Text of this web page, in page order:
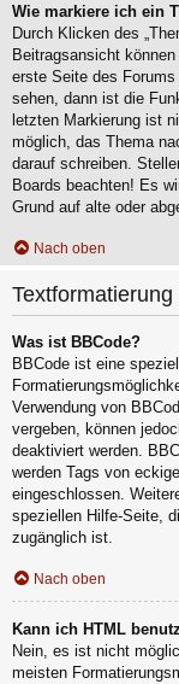
Wie markiere ich ein
Durch Klicken des
Beitragsansicht
erste Seite des
sehen, dann ist die
letzten Markierung ist
möglich, das Thema
darauf schreiben.
Boards beachten! Es
Grund auf alte oder
Nach oben
Was ist BBCode?
BBCode ist eine
Verwendung von
vergeben, können
deaktiviert werden.
werden Tags von
eingeschlossen.
speziellen Hilfe-Seite,
zugänglich ist.
Nach oben
Kann ich HTML
Nein, es ist nicht
meisten